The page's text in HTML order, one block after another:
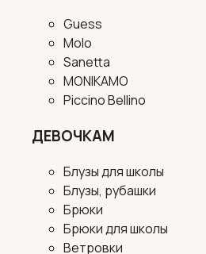
Guess
Molo
Sanetta
MONIKAMO
Piccino Bellino
ДЕВОЧКАМ
Блузы для школы
Блузы, рубашки
Брюки
Брюки для школы
Ветровки